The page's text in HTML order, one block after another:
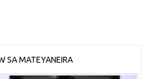
SA MATEYANEIRA